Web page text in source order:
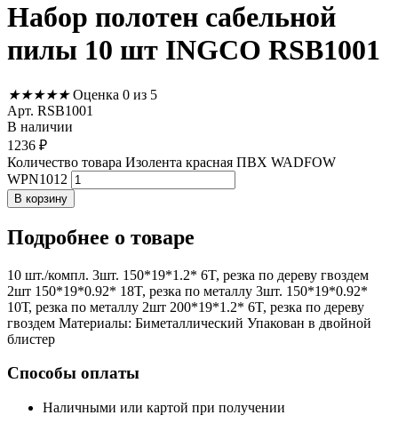
Набор полотен сабельной
пилы 10 шт INGCO RSB1001
★★★★★ Оценка 0 из 5
Арт. RSB1001
В наличии
1236 ₽
Количество товара Изолента красная ПВХ WADFOW
WPN1012
В корзину
Подробнее о товаре
10 шт./компл. 3шт. 150*19*1.2* 6T, резка по дереву гвоздем
2шт 150*19*0.92* 18T, резка по металлу 3шт. 150*19*0.92*
10Т, резка по металлу 2шт 200*19*1.2* 6T, резка по дереву
гвоздем Материалы: Биметаллический Упакован в двойной
блистер
Способы оплаты
Наличными или картой при получении